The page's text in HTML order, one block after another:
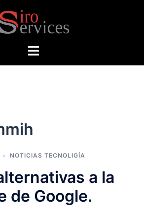
Alternar
NOTICIAS TECNOLIGÍA
a la
de Google.